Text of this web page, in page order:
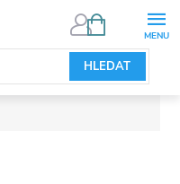
HLEDAT
NÁKUPNÍ